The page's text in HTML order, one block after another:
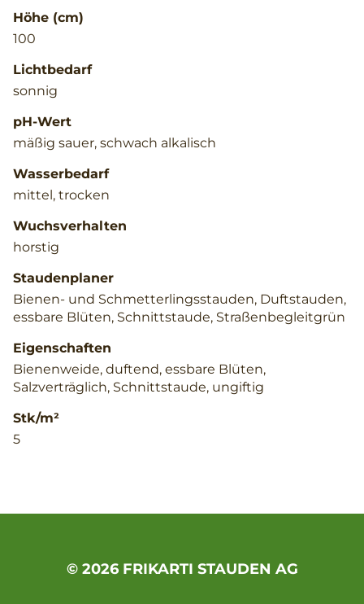
Höhe (cm)
100
Lichtbedarf
sonnig
pH-Wert
mäßig sauer, schwach alkalisch
Wasserbedarf
mittel, trocken
Wuchsverhalten
horstig
Staudenplaner
Bienen- und Schmetterlingsstauden, Duftstauden,
essbare Blüten, Schnittstaude, Straßenbegleitgrün
Eigenschaften
Bienenweide, duftend, essbare Blüten,
Salzverträglich, Schnittstaude, ungiftig
Stk/m²
5
© 2026 FRIKARTI STAUDEN AG